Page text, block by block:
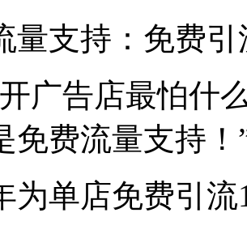
量支持：免费
广告店最怕什
免费流量支持！
为单店免费引流